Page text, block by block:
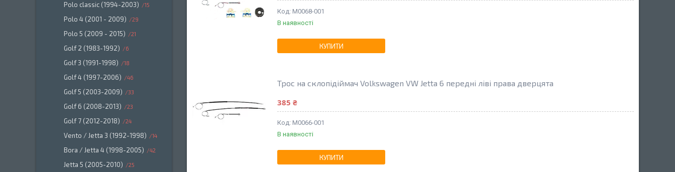
M0068-001
В наявності
КУПИТИ
Трос на склопідіймач Volkswagen VW Jetta 6 передні ліві права дверцята
385 ₴
M0066-001
В наявності
КУПИТИ
Polo classic (1994-2003) 15
Polo 4 (2001 - 2009) 29
Polo 5 (2009 - 2015) 21
Golf 2 (1983-1992) 6
Golf 3 (1991-1998) 18
Golf 4 (1997-2006) 46
Golf 5 (2003-2009) 33
Golf 6 (2008-2013) 23
Golf 7 (2012-2018) 24
Vento / Jetta 3 (1992-1998) 14
Bora / Jetta 4 (1998-2005) 42
Jetta 5 (2005-2010) 25